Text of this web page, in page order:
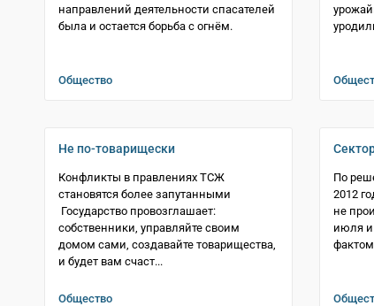
направлений деятельности спасателей
была и остается борьба с огнём.
Общество
Не по-­товарищески
Конфликты в правлениях ТСЖ
становятся более запутанными
Государство провозглашает:
собственники, управляйте своим
домом сами, создавайте товарищества,
и будет вам счаст...
Общество
По
2012
не
июля и